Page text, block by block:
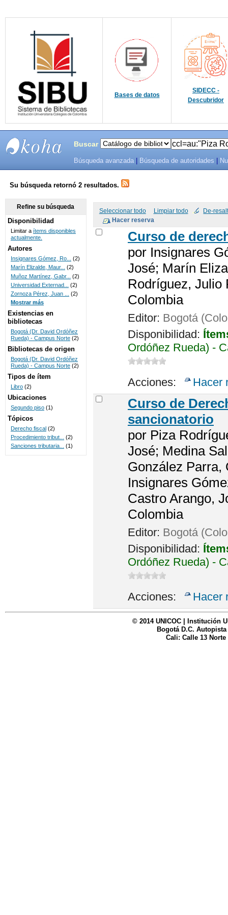
Bases de datos
SIDECC -
Descubridor
SISTEMAS
DE
BIBLIOTECAS
UNICOC
Buscar
Búsqueda avanzada Búsqueda de autoridades
Su búsqueda retornó 2 resultados.
Seleccionar todo Limpiar todo De-
Curso de
por Insignares
José; Marín
Rodríguez, Julio
Colombia
Editor: Bogotá
Disponibilidad:
Ordóñez Rueda) -
Acciones: Hacer
Curso de
sancionatorio
por Piza
José; Medina
González Parra,
Insignares
Castro Arango,
Colombia
Editor: Bogotá
Disponibilidad:
Ordóñez Rueda) -
Acciones: Hacer
Refine su búsqueda
Disponibilidad
Limitar a ítems disponibles
actualmente.
Autores
Insignares Gómez, Ro...
(2)
Marín Elizalde, Maur... (2)
Muñoz Martínez, Gabr...
(2)
Universidad Externad...
(2)
Zornoza Pérez, Juan ...
(2)
Mostrar más
Existencias en
bibliotecas
Bogotá (Dr. David Ordóñez
Rueda) - Campus Norte (2)
Bibliotecas de origen
Bogotá (Dr. David Ordóñez
Rueda) - Campus Norte (2)
Tipos de ítem
Libro (2)
Ubicaciones
Segundo piso (1)
Tópicos
Derecho fiscal (2)
Procedimiento tribut...
(2)
Sanciones tributaria... (1)
© 2014 UNICOC | Institución
Bogotá D.C. Autopista
Cali: Calle 13 Norte